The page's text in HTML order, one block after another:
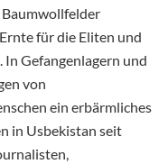
für die Eliten und
Gefangenlagern und
von
ein erbärmliches
in Usbekistan seit